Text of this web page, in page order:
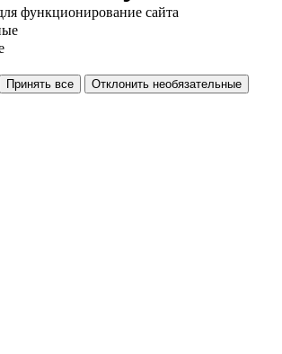
функционирование сайта
Принять все Отклонить необязательные